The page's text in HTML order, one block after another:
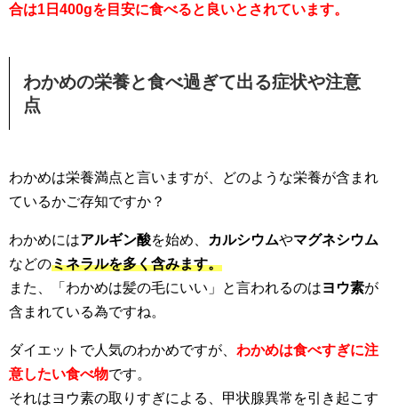
合は1日400gを目安に食べると良いとされています。
わかめの栄養と食べ過ぎて出る症状や注意
点
わかめは栄養満点と言いますが、どのような栄養が含まれ
ているかご存知ですか？
わかめにはアルギン酸を始め、 カルシウムやマグネシウム
などのミネラルを多く含みます。
また、「わかめは髪の毛にいい」と言われるのはヨウ素が
含まれている為ですね。
ダイエットで人気のわかめですが、 わかめは食べすぎに注
意したい食べ物です。
それはヨウ素の取りすぎによる、甲状腺異常を引き起こす